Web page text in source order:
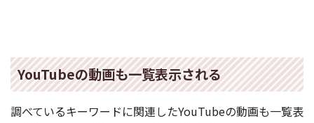
YouTubeの動画も一覧表示される
調べているキーワードに関連したYouTubeの動画も一覧表